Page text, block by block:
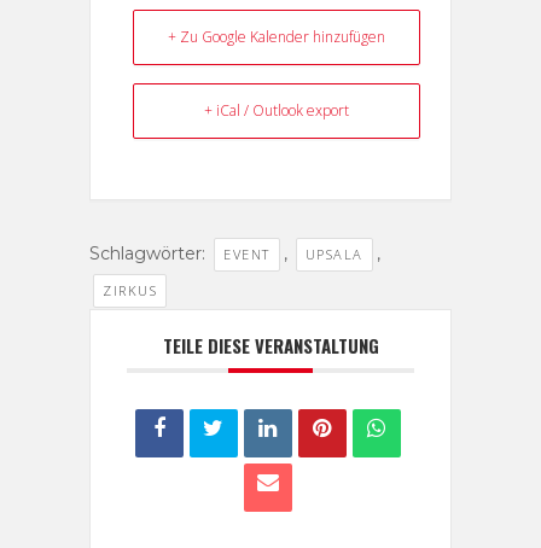
+ Zu Google Kalender hinzufügen
+ iCal / Outlook export
Schlagwörter: EVENT , UPSALA ,
ZIRKUS
TEILE DIESE VERANSTALTUNG